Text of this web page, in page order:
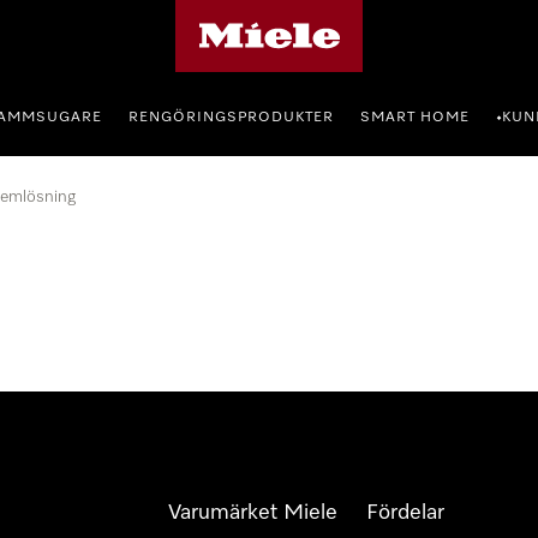
RENGÖRINGSPRODUKTER SMART HOME •
Varumärket Miele Fördelar